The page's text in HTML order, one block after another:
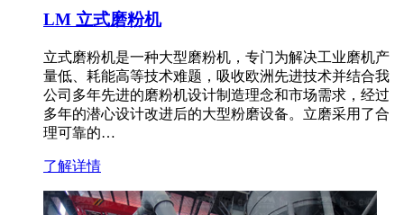
LM 立式磨粉机
立式磨粉机是一种大型磨粉机，专门为解决工业磨机产
量低、耗能高等技术难题，吸收欧洲先进技术并结合我
公司多年先进的磨粉机设计制造理念和市场需求，经过
多年的潜心设计改进后的大型粉磨设备。立磨采用了合
理可靠的…
了解详情